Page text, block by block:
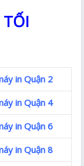
in Quận 2
in Quận 4
in Quận 6
in Quận 8